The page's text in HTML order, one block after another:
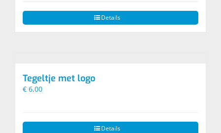
Details
Tegeltje met logo
€ 6,00
Details